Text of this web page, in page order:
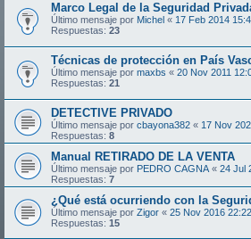
Marco Legal de la Seguridad
Último mensaje por Michel « 17 Feb 2014
Respuestas: 23
Técnicas de protección en País
Último mensaje por maxbs « 20 Nov 2011
Respuestas: 21
DETECTIVE PRIVADO
Último mensaje por cbayona382 « 17 Nov
Respuestas: 8
Manual RETIRADO DE LA VENTA
Último mensaje por PEDRO CAGNA « 24 Jul
Respuestas: 7
¿Qué está ocurriendo con la
Último mensaje por Zigor « 25 Nov 2016 22:22
Respuestas: 15